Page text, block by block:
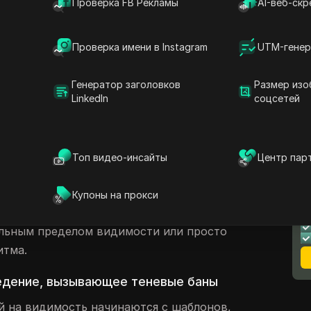
Проверка FB Рекламы AI-веб-
Проверка имени в Instagram UTM-
Генератор заголовков
LinkedIn
Размер
соцсетей
Топ видео-инсайты Центр
Купоны на прокси
как распознавать признаки shadowban,
свой доступ в 2026 году.
в социальных сетях
как полный бан. Ваш аккаунт
людей видит ваши посты. Дальность
перестают поступать. Вот почему
пределом видимости или просто
вызывающее теневые баны
на видимость начинаются с шаблонов,